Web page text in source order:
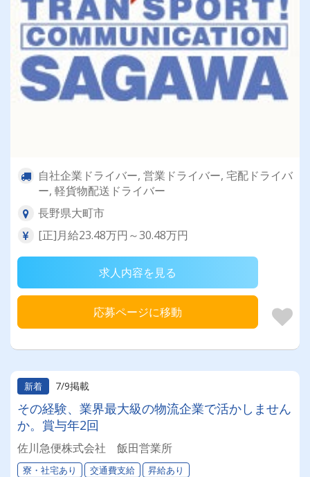
自社企業ドライバー, 営業ドライバー, 宅配ドライバ
ー, 軽貨物配送ドライバー
長野県大町市
[正]月給23.48万円～30.48万円
求人内容を見る
応募ページに移動
新着 7/9掲載
その経験、業界最大級の物流企業で活かしません
か。賞与年2回
佐川急便株式会社 飯田営業所
寮・社宅あり 交通費支給 昇給あり